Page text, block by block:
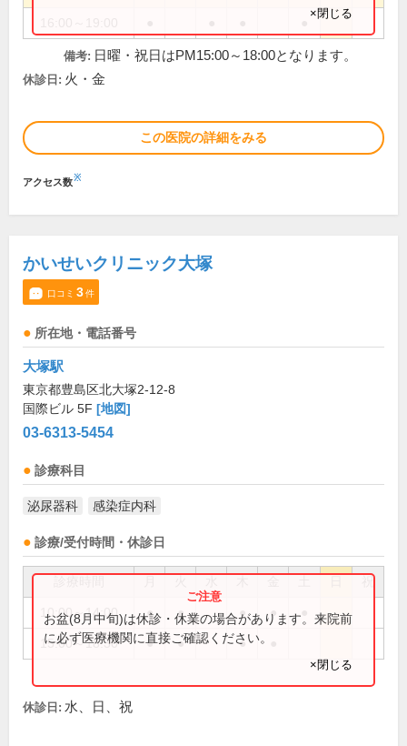
×閉じる
備考: 日曜・祝日はPM15:00～18:00となります。
休診日: 火・金
この医院の詳細をみる
アクセス数※
かいせいクリニック大塚
口コミ 3件
所在地・電話番号
大塚駅
東京都豊島区北大塚2-12-8
国際ビル 5F [地図]
03-6313-5454
診療科目
泌尿器科 感染症内科
診療/受付時間・休診日
祝
10:00～14:00 ● ● ● ●
15:00～18:30 ● ● ●
お盆(8月中旬)は休診・休業の場合があります。来院前
に必ず医療機関に直接ご確認ください。
×閉じる
休診日: 水、日、祝